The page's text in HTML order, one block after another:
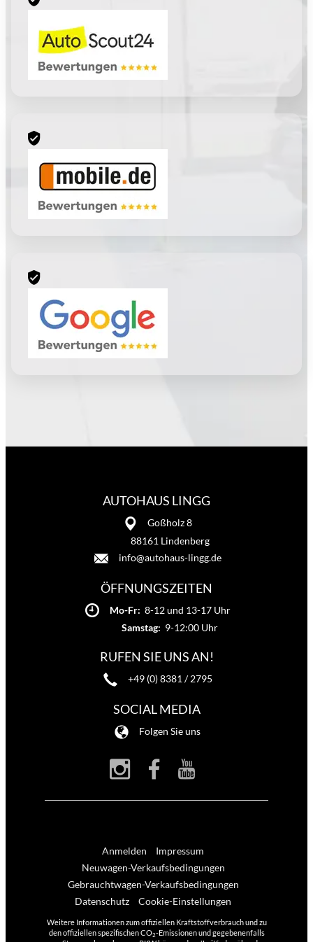
AUTOHAUS LINGG
Goßholz 8
88161 Lindenberg
info@autohaus-lingg.de
ÖFFNUNGSZEITEN
Mo-Fr: 8-12 und 13-17 Uhr
Samstag: 9-12:00 Uhr
RUFEN SIE UNS AN!
+49 (0) 8381 / 2795
SOCIAL MEDIA
Folgen Sie uns
Anmelden
Impressum
Neuwagen-Verkaufsbedingungen
Gebrauchtwagen-Verkaufsbedingungen
Datenschutz
Cookie-Einstellungen
Weitere Informationen zum offiziellen Kraftstoffverbrauch und zu
den offiziellen spezifischen CO2-Emissionen und gegebenenfalls